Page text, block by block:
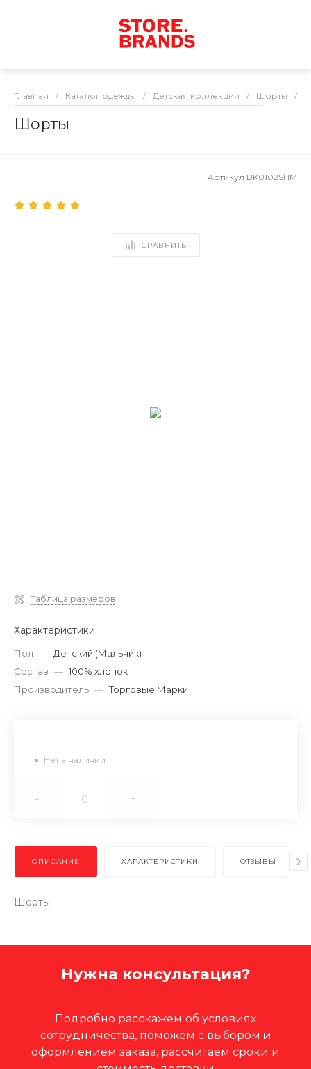
Главная / Каталог одежды / Детская коллекция / Шорты /
Шорты
Артикул BK0102SHM
СРАВНИТЬ
Таблица размеров
Характеристики
Пол — Детский (Мальчик)
Состав — 100% хлопок
Производитель — Торговые Марки
Нет в наличии
- +
ОПИСАНИЕ ХАРАКТЕРИСТИКИ ОТЗЫВЫ
Шорты
Нужна консультация?
Подробно расскажем об условиях
сотрудничества, поможем с выбором и
оформлением заказа, рассчитаем сроки и